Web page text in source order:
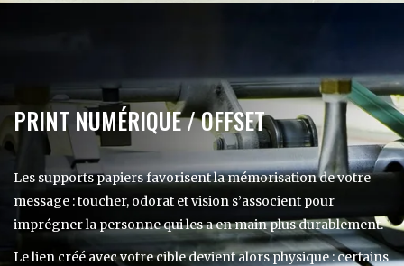
PRINT NUMÉRIQUE / OFFSET
Les supports papiers favorisent la mémorisation de votre
message : toucher, odorat et vision s’associent pour
imprégner la personne qui les a en main plus durablement.
Le lien créé avec votre cible devient alors physique : certains